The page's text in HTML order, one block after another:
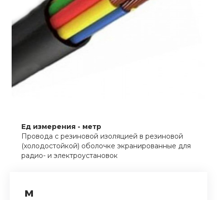
Ед измерения - метр
Провода с резиновой изоляцией в резиновой
(холодостойкой) оболочке экранированные для
радио- и электроустановок
м